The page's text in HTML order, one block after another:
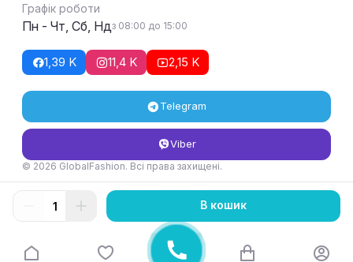
Графік роботи
Пн - Чт, Сб, Ндз 08:00 до 15:00
1,39 K 11,4 K 2,15 K
Telegram
Viber
© 2026 GlobalFashion. Всі права захищені.
Умови повернення та обміну товару
В кошик